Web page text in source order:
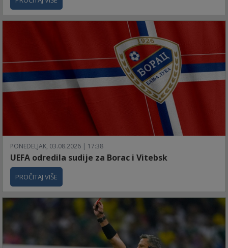
PONEDELJAK, 03.08.2026 | 17:38
UEFA odredila sudije za Borac i Vitebsk
PROČITAJ VIŠE